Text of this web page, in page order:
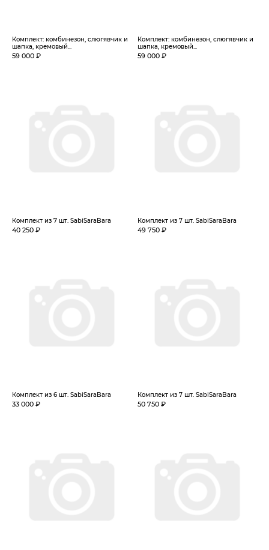
Комплект: комбинезон, слюгявчик и
шапка, кремовый...
59 000 ₽
Комплект: комбинезон, слюгявчик и
шапка, кремовый...
59 000 ₽
Комплект из 7 шт. SabiSaraBara
40 250 ₽
Комплект из 7 шт. SabiSaraBara
49 750 ₽
Комплект из 6 шт. SabiSaraBara
33 000 ₽
Комплект из 7 шт. SabiSaraBara
50 750 ₽